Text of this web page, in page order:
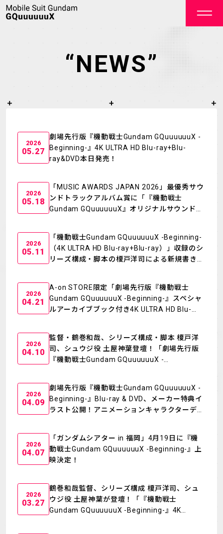
ON AIR STAFF&CAST
STORY
MECHA GOODS
GALLERY MUSIC
Blu-ray & DVD &
DLP
THEATER
“NEWS”
2026
05.27
劇場先行版『機動戦士Gundam GQuuuuuuX -
Beginning-』4K ULTRA HD Blu-ray+Blu-
ray&DVD本日発売！
2026
05.18
「MUSIC AWARDS JAPAN 2026」最優秀サウ
ンドトラックアルバム賞に「『機動戦士
Gundam GQuuuuuuX』オリジナルサウンドト
2026
05.11
「機動戦士Gundam GQuuuuuuX -Beginning-
（4K ULTRA HD Blu-ray+Blu-ray）」収録のシ
リーズ構成・脚本の榎戸洋司による新規書き下
2026
04.21
A-on STORE限定「劇場先行版『機動戦士
Gundam GQuuuuuuX -Beginning-』スペシャ
ルアーカイブブック付き4K ULTRA HD Blu-
2026
04.10
監督・鶴巻和哉、シリーズ構成・脚本 榎戸洋
司、シュウジ役 土屋神葉登壇！「劇場先行版
『機動戦士Gundam GQuuuuuuX -
2026
04.09
劇場先行版『機動戦士Gundam GQuuuuuuX -
Beginning-』Blu-ray & DVD、メーカー特典イ
ラスト公開！アニメーションキャラクターデザ
2026
04.07
「ガンダムシアター in 福岡」4月19日に『機
動戦士Gundam GQuuuuuuX -Beginning-』上
映決定！
2026
03.27
鶴巻和哉監督、シリーズ構成 榎戸洋司、シュ
ウジ役 土屋神葉が登壇！「『機動戦士
Gundam GQuuuuuuX -Beginning-』4K